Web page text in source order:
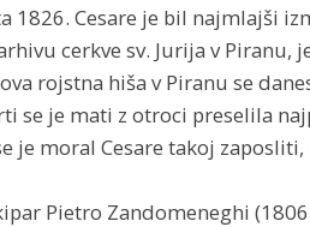
1826. Cesare je bil najmlajši
cerkve sv. Jurija v Piranu,
rojstna hiša v Piranu se
se je mati z otroci preselila
je moral Cesare takoj
Pietro Zandomeneghi